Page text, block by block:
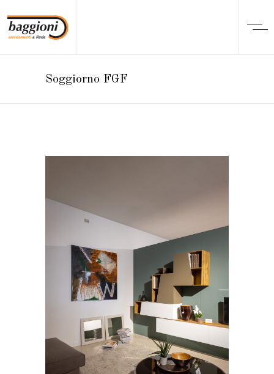
Soggiorno FGF